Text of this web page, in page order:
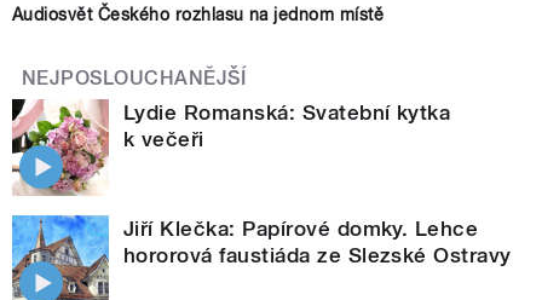
Audiosvět Českého rozhlasu na jednom místě
NEJPOSLOUCHANĚJŠÍ
Lydie Romanská: Svatební kytka
k večeři
Jiří Klečka: Papírové domky. Lehce
hororová faustiáda ze Slezské Ostravy